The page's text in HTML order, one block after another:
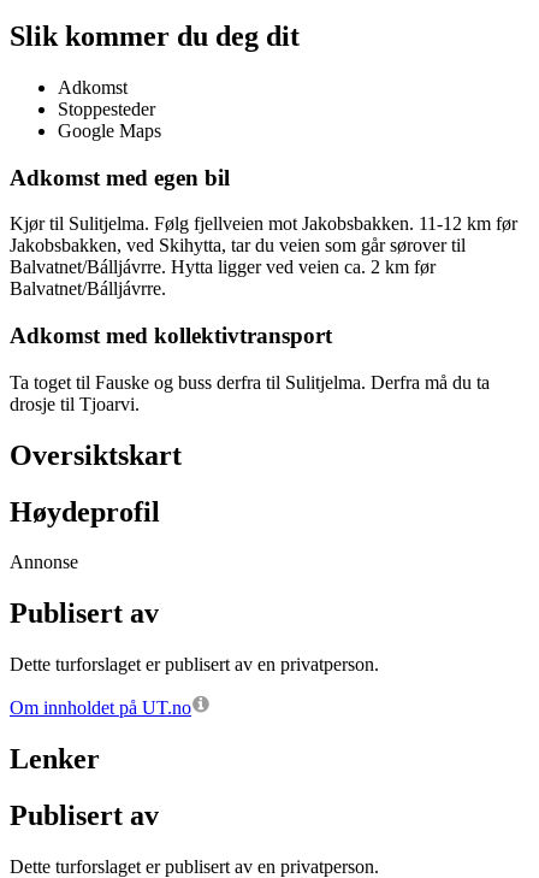
Slik kommer du deg dit
Adkomst
Stoppesteder
Google Maps
Adkomst med egen bil
Kjør til Sulitjelma. Følg fjellveien mot Jakobsbakken. 11-12 km før
Jakobsbakken, ved Skihytta, tar du veien som går sørover til
Balvatnet/Bálljávrre. Hytta ligger ved veien ca. 2 km før
Balvatnet/Bálljávrre.
Adkomst med kollektivtransport
Ta toget til Fauske og buss derfra til Sulitjelma. Derfra må du ta
drosje til Tjoarvi.
Oversiktskart
Høydeprofil
Annonse
Publisert av
Dette turforslaget er publisert av en privatperson.
Om innholdet på UT.no
Lenker
Publisert av
Dette turforslaget er publisert av en privatperson.